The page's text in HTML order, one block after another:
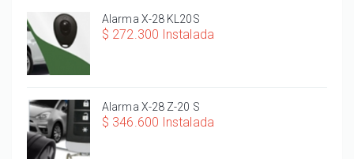
Alarma X-28 KL20S
$ 272.300 Instalada
Alarma X-28 Z-20 S
$ 346.600 Instalada